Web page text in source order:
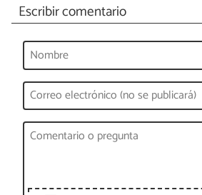
Escribir comentario